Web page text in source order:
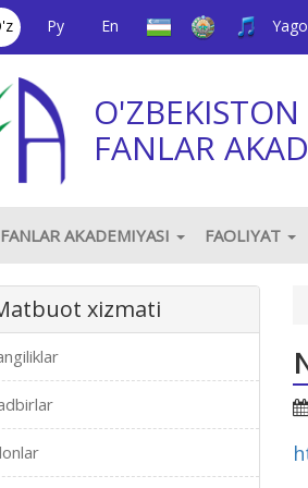
Ру En
O'ZBEKISTON
FANLAR
FANLAR AKADEMIYASI FAOLIYAT
xizmati